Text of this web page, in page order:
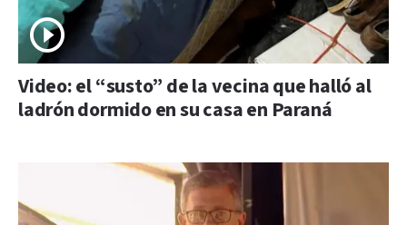
Video: el “susto” de la vecina que halló al
ladrón dormido en su casa en Paraná